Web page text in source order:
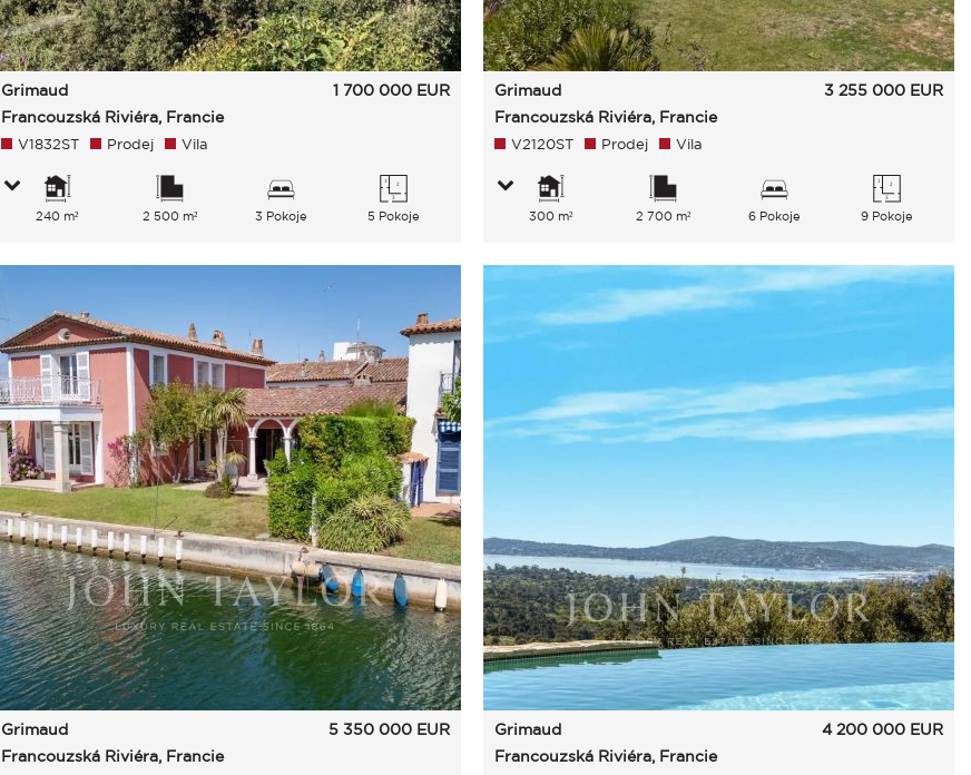
Grimaud
Francouzská Riviéra, Francie
1 700 000 EUR
V1832ST Prodej Vila
240 m² 2 500 m² 3 Pokoje 5 Pokoje
Grimaud
Francouzská Riviéra, Francie
3 255 000 EUR
V2120ST Prodej Vila
300 m² 2 700 m² 6 Pokoje 9 Pokoje
Grimaud
Francouzská Riviéra, Francie
5 350 000 EUR
Grimaud
Francouzská Riviéra, Francie
4 200 000 EUR